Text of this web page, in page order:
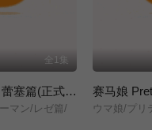
全1集
剧场版 链锯人 蕾塞篇(正式版)
マン/レゼ篇/